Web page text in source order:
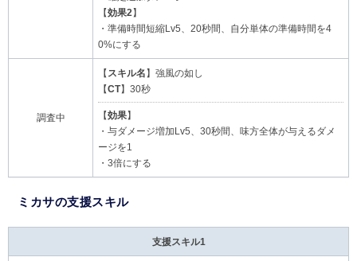
【効果2 】
・準備時間短縮Lv5、20秒間、自分単体の準備時間を4
0%にする
調査中
【 スキル名 】強風の如し
【CT】30秒
【効果】
・与ダメージ増加Lv5、30秒間、味方全体が与えるダメ
ージを1
・3倍にする
ミカサの支援スキル
支援スキル1